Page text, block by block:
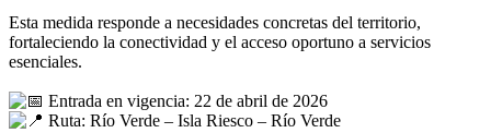
Esta medida responde a necesidades concretas del territorio,
fortaleciendo la conectividad y el acceso oportuno a servicios
esenciales.
Entrada en vigencia: 22 de abril de 2026
Ruta: Río Verde – Isla Riesco – Río Verde